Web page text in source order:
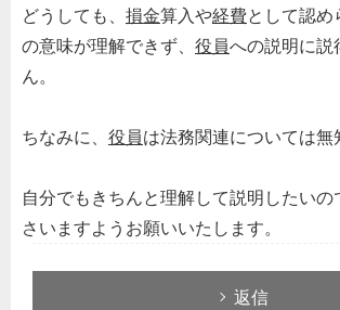
どうしても、 損金算入や経費として認
の意味が理解できず、 役員への説明に説
ん。
ちなみに、 役員は法務関連については無
自分でもきちんと理解して説明したい
さいますようお願いいたします。
返信